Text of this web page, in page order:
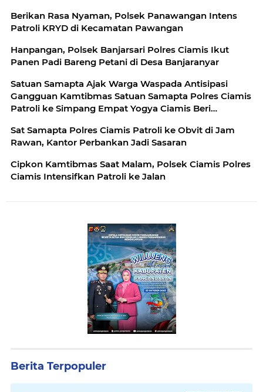
Berikan Rasa Nyaman, Polsek Panawangan Intens
Patroli KRYD di Kecamatan Pawangan
Hanpangan, Polsek Banjarsari Polres Ciamis Ikut
Panen Padi Bareng Petani di Desa Banjaranyar
Satuan Samapta Ajak Warga Waspada Antisipasi
Gangguan Kamtibmas Satuan Samapta Polres Ciamis
Patroli ke Simpang Empat Yogya Ciamis Beri
Samapta Polres Ciamis Beri Himbauan Kamtibmas ke
Warga
Sat Samapta Polres Ciamis Patroli ke Obvit di Jam
Rawan, Kantor Perbankan Jadi Sasaran
Cipkon Kamtibmas Saat Malam, Polsek Ciamis Polres
Ciamis Intensifkan Patroli ke Jalan
Berita Terpopuler